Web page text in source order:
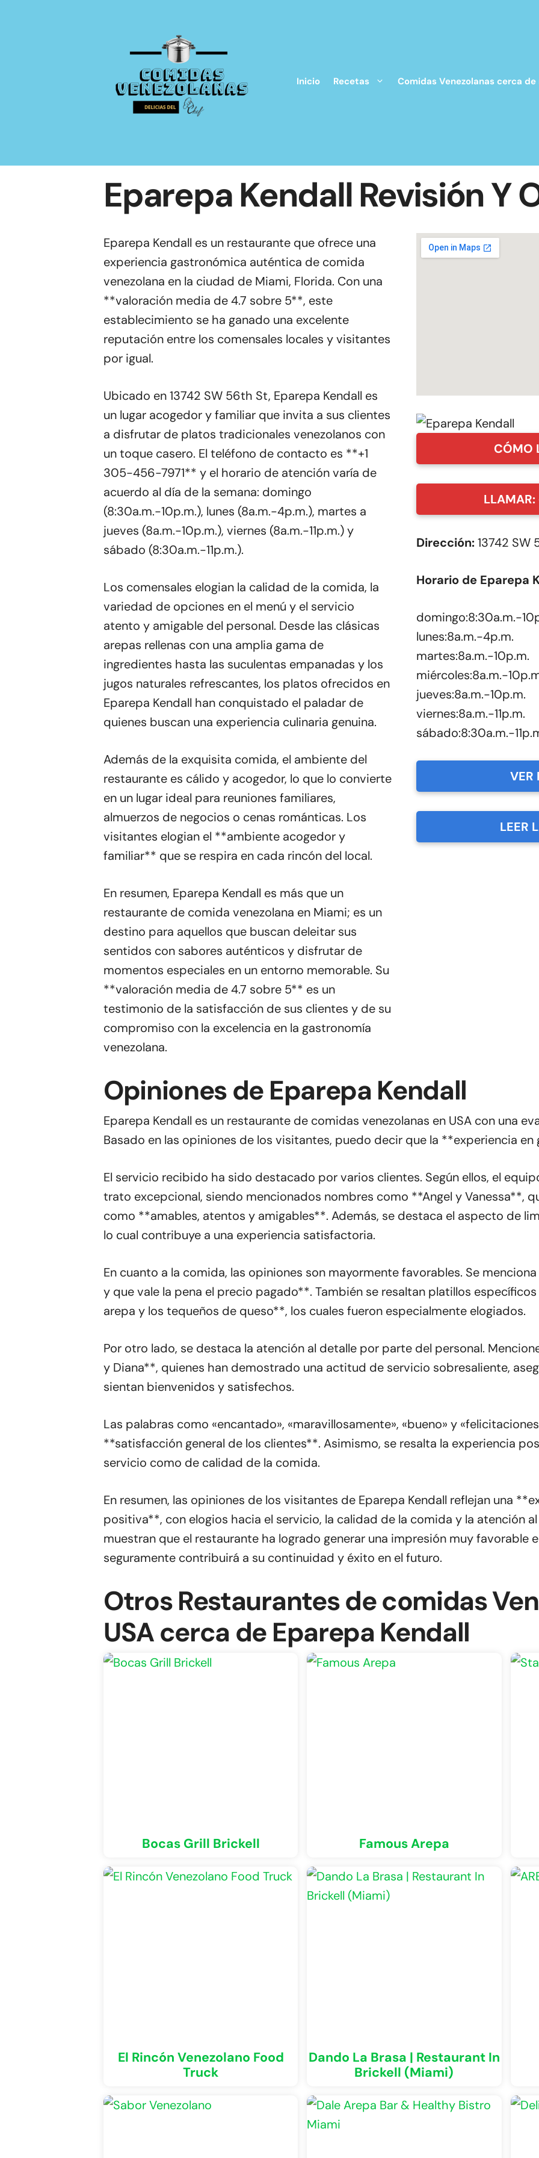
Inicio Recetas Comidas Venezolanas cerca de
Eparepa Kendall Revisión Y
Eparepa Kendall es un restaurante que ofrece una
experiencia gastronómica auténtica de comida
venezolana en la ciudad de Miami, Florida. Con una
**valoración media de 4.7 sobre 5**, este
establecimiento se ha ganado una excelente
reputación entre los comensales locales y visitantes
por igual.
Ubicado en 13742 SW 56th St, Eparepa Kendall es
un lugar acogedor y familiar que invita a sus clientes
a disfrutar de platos tradicionales venezolanos con
un toque casero. El teléfono de contacto es **+1
305-456-7971** y el horario de atención varía de
acuerdo al día de la semana: domingo
(8:30a.m.-10p.m.), lunes (8a.m.-4p.m.), martes a
jueves (8a.m.-10p.m.), viernes (8a.m.-11p.m.) y
sábado (8:30a.m.-11p.m.).
Los comensales elogian la calidad de la comida, la
variedad de opciones en el menú y el servicio
atento y amigable del personal. Desde las clásicas
arepas rellenas con una amplia gama de
ingredientes hasta las suculentas empanadas y los
jugos naturales refrescantes, los platos ofrecidos en
Eparepa Kendall han conquistado el paladar de
quienes buscan una experiencia culinaria genuina.
Además de la exquisita comida, el ambiente del
restaurante es cálido y acogedor, lo que lo convierte
en un lugar ideal para reuniones familiares,
almuerzos de negocios o cenas románticas. Los
visitantes elogian el **ambiente acogedor y
familiar** que se respira en cada rincón del local.
En resumen, Eparepa Kendall es más que un
restaurante de comida venezolana en Miami; es un
destino para aquellos que buscan deleitar sus
sentidos con sabores auténticos y disfrutar de
momentos especiales en un entorno memorable. Su
**valoración media de 4.7 sobre 5** es un
testimonio de la satisfacción de sus clientes y de su
compromiso con la excelencia en la gastronomía
venezolana.
CÓMO
Dirección:13742 SW
Horario de Eparepa
domingo:8:30a.m.-
lunes:8a.m.-4p.m.
martes:8a.m.-10p.m.
miércoles:8a.m.-
jueves:8a.m.-10p.m.
viernes:8a.m.-11p.m.
sábado:8:30a.m.-
VER
LEER
Opiniones de Eparepa Kendall
Eparepa Kendall es un restaurante de comidas venezolanas en USA con una
Basado en las opiniones de los visitantes, puedo decir que la **experiencia
El servicio recibido ha sido destacado por varios clientes. Según ellos, el
trato excepcional, siendo mencionados nombres como **Angel y Vanessa**,
como **amables, atentos y amigables**. Además, se destaca el aspecto de
lo cual contribuye a una experiencia satisfactoria.
En cuanto a la comida, las opiniones son mayormente favorables. Se
y que vale la pena el precio pagado**. También se resaltan platillos
arepa y los tequeños de queso**, los cuales fueron especialmente elogiados.
Por otro lado, se destaca la atención al detalle por parte del personal.
y Diana**, quienes han demostrado una actitud de servicio sobresaliente,
sientan bienvenidos y satisfechos.
Las palabras como «encantado», «maravillosamente», «bueno» y
**satisfacción general de los clientes**. Asimismo, se resalta la experiencia
servicio como de calidad de la comida.
En resumen, las opiniones de los visitantes de Eparepa Kendall reflejan una
positiva**, con elogios hacia el servicio, la calidad de la comida y la atención
muestran que el restaurante ha logrado generar una impresión muy favorable
seguramente contribuirá a su continuidad y éxito en el futuro.
Otros Restaurantes de comidas
USA cerca de Eparepa Kendall
Bocas Grill Brickell Famous Arepa
El Rincón Venezolano Food
Truck
Dando La Brasa | Restaurant In
Brickell (Miami)